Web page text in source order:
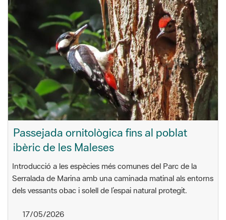
Passejada ornitològica fins al poblat
ibèric de les Maleses
Introducció a les espècies més comunes del Parc de la
Serralada de Marina amb una caminada matinal als entorns
dels vessants obac i solell de l’espai natural protegit.
17/05/2026